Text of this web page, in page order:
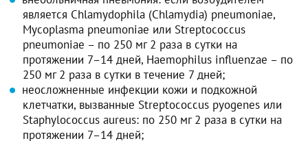
является Chlamydophila (Chlamydia) pneumoniae,
Mycoplasma pneumoniae или Streptococcus
pneumoniae – по 250 мг 2 раза в сутки на
протяжении 7–14 дней, Haemophilus influenzae – по
250 мг 2 раза в сутки в течение 7 дней;
неосложненные инфекции кожи и подкожной
клетчатки, вызванные Streptococcus pyogenes или
Staphylococcus aureus: по 250 мг 2 раза в сутки на
протяжении 7–14 дней;